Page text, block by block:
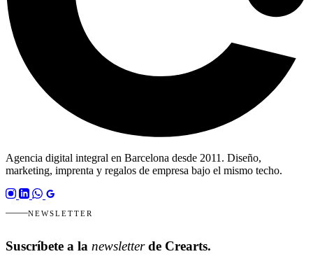
Agencia digital integral en Barcelona desde 2011. Diseño,
marketing, imprenta y regalos de empresa bajo el mismo techo.
NEWSLETTER
Suscríbete a la newsletterde Crearts.